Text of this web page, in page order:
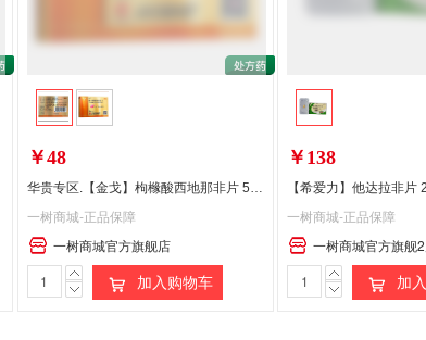
￥48
华贵专区.【金戈】枸橼酸西地那非片 50mg*1片/盒
一树商城-正品保障
一树商城官方旗舰店
加入购物车
￥138
【希爱力】他达拉非片
一树商城-正品保障
一树商城官方旗舰
加